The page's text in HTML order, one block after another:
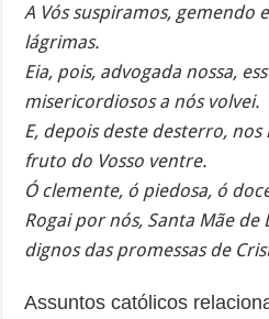
A Vós suspiramos, gemendo
lágrimas.
Eia, pois, advogada nossa,
misericordiosos a nós volvei.
E, depois deste desterro,
fruto do Vosso ventre.
Ó clemente, ó piedosa, ó
Rogai por nós, Santa Mãe de
dignos das promessas de
Assuntos católicos